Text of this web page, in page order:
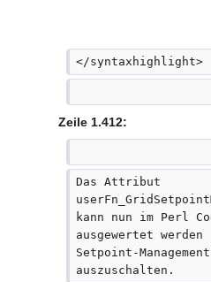
</syntaxhighlight>
Zeile 1.412:
Das Attribut
kann nun im Perl
ausgewertet
Setpoint-
auszuschalten.